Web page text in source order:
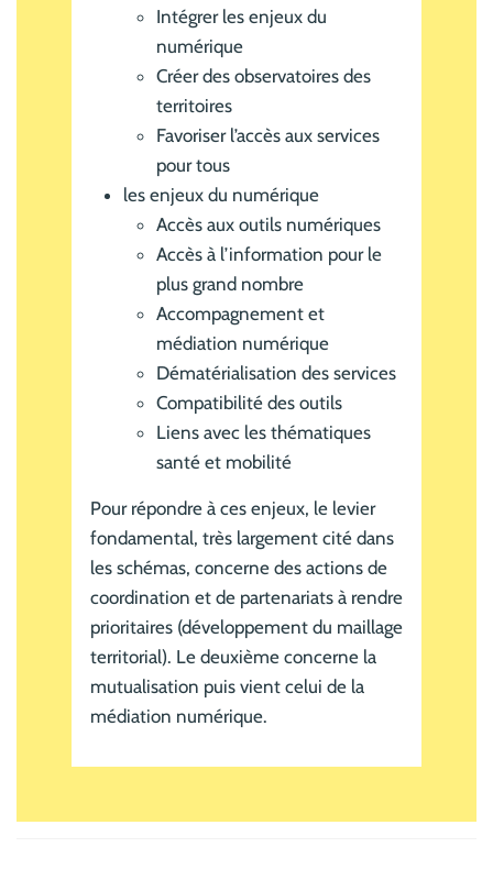
Intégrer les enjeux du
numérique
Créer des observatoires des
territoires
Favoriser l’accès aux services
pour tous
les enjeux du numérique
Accès aux outils numériques
Accès à l’information pour le
plus grand nombre
Accompagnement et
médiation numérique
Dématérialisation des services
Compatibilité des outils
Liens avec les thématiques
santé et mobilité
Pour répondre à ces enjeux, le levier
fondamental, très largement cité dans
les schémas, concerne des actions de
coordination et de partenariats à rendre
prioritaires (développement du maillage
territorial). Le deuxième concerne la
mutualisation puis vient celui de la
médiation numérique.